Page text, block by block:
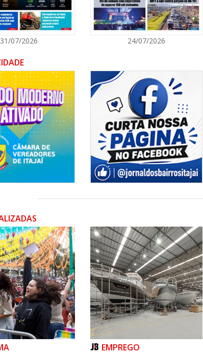
31/07/2026 24/07/2026
EMPREGO